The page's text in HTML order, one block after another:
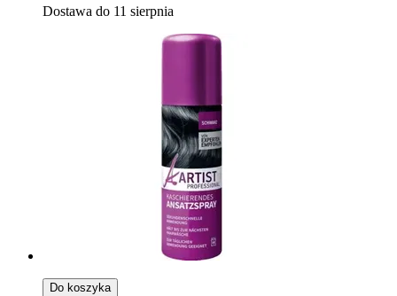
Dostawa do 11 sierpnia
Do koszyka